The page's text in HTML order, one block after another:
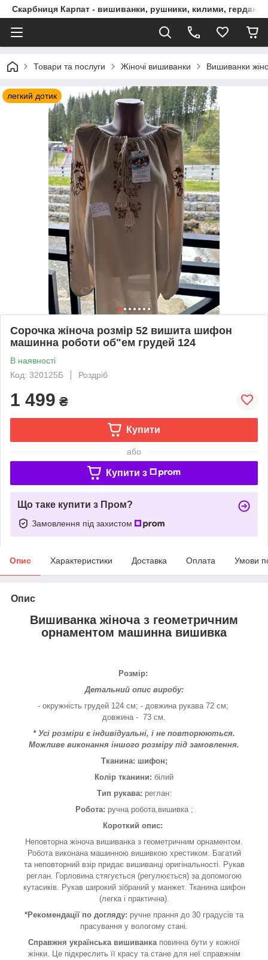
Скарбниця Карпат - вишиванки, рушники, килими, гердани,
Товари та послуги Жіночі вишиванки Вишиванки
легкий дотик
Сорочка жіноча розмір 52 вишита шифон
машинна роботи об"ем грудей 124
В наявності
Код: 320125Б
Роздріб
1 499 ₴
Купити
або
Купити з
Що таке купити з Пром?
Замовлення під захистом
Опис Характеристики Доставка Оплата Умови
Опис
Вишиванка жіноча з геометричним
орнаментом машинна вишивка
Розмір:
Детальний опис виробу:
- окружність грудей 124 см; - довжина рукава 72 см;
довжина - 73 см.
* Усі розміри є індивідуальні, і не повторюються.
Можливе виконання іншого розміру під замовлення.
Тканина: шифон;
Колір тканини: білий
Тип рукава: реглан:
Робота: ручна робота,вишивка ;
Короткий опис:
Неповторна жіноча вишиванка з геометричним орнаментом.
Робота виконана машинною вишивкою хрестиком. Багатий
та неповторний взір придає вишиванці оригінальності. Рукав
реглан. Горловина стягується (регулюється) за допомогою
кутасиків. Рукав широкий зібраний у манжет. Тканина шифон
(легка і практична).
*Рекомендації по догляду: ручне прання до 30 градусів та
прасування у вологому стані.
Справжня українська вишиванкаповинна бути у кожної
жінки. Це підкреслить її красу та стане для неї справжнім